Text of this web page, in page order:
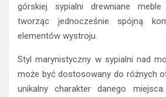
górskiej sypialni drewniane meble
tworząc jednocześnie spójną
elementów wystroju.
Styl marynistyczny w sypialni nad
może być dostosowany do różnych
unikalny charakter danego